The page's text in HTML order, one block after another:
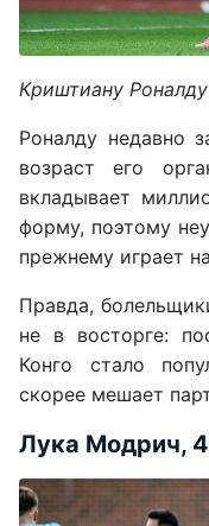
Криштиану
Роналду недавно
возраст его
вкладывает
форму, поэтому
прежнему играет
Правда,
не в восторге:
Конго стало
скорее мешает
Лука Модрич,